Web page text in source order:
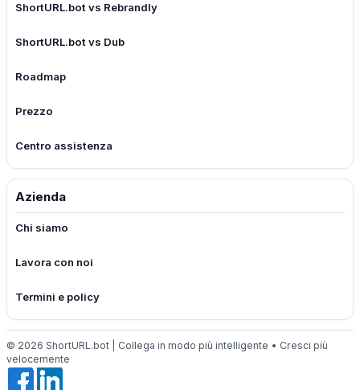
ShortURL.bot vs Rebrandly
ShortURL.bot vs Dub
Roadmap
Prezzo
Centro assistenza
Azienda
Chi siamo
Lavora con noi
Termini e policy
© 2026 ShortURL.bot | Collega in modo più intelligente • Cresci più
velocemente